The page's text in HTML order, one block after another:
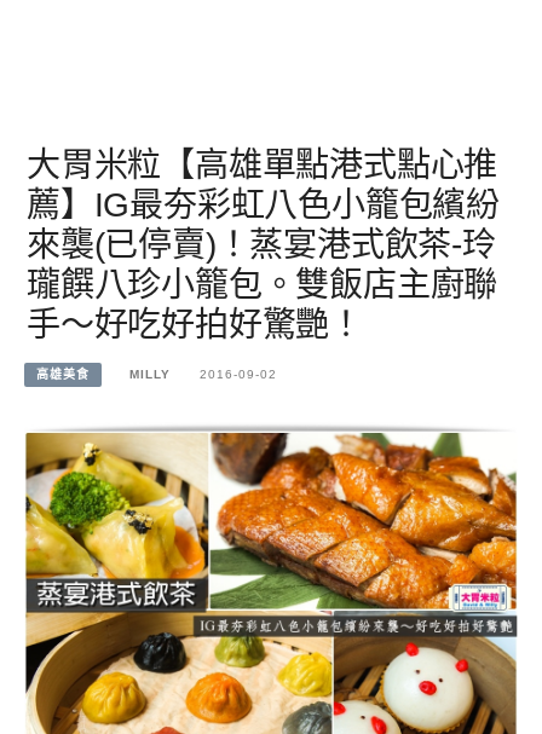
大胃米粒【高雄單點港式點心推
薦】IG最夯彩虹八色小籠包繽紛
來襲(已停賣)！蒸宴港式飲茶-玲
瓏饌八珍小籠包。雙飯店主廚聯
手～好吃好拍好驚艷！
高雄美食 MILLY 2016-09-02